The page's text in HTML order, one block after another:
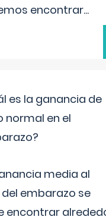
encontrar...
es la ganancia de
normal en el
media al
embarazo se
encontrar